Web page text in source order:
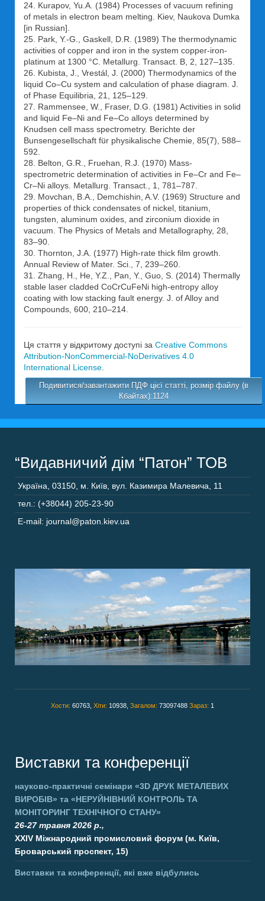
24. Kurapov, Yu.A. (1984) Processes of vacuum refining
of metals in electron beam melting. Kiev, Naukova Dumka
[in Russian].
25. Park, Y.-G., Gaskell, D.R. (1989) The thermodynamic
activities of copper and iron in the system copper-iron-
platinum at 1300 °C. Metallurg. Transact. B, 2, 127–135.
26. Kubista, J., Vrestál, J. (2000) Thermodynamics of the
liquid Co–Cu system and calculation of phase diagram. J.
of Phase Equilibria, 21, 125–129.
27. Rammensee, W., Fraser, D.G. (1981) Activities in solid
and liquid Fe–Ni and Fe–Co alloys determined by
Knudsen cell mass spectrometry. Berichte der
Bunsengesellschaft für physikalische Chemie, 85(7), 588–
592.
28. Belton, G.R., Fruehan, R.J. (1970) Mass-
spectrometric determination of activities in Fe–Cr and Fe–
Cr–Ni alloys. Metallurg. Transact., 1, 781–787.
29. Movchan, B.A., Demchishin, A.V. (1969) Structure and
properties of thick condensates of nickel, titanium,
tungsten, aluminum oxides, and zirconium dioxide in
vacuum. The Physics of Metals and Metallography, 28,
83–90.
30. Thornton, J.A. (1977) High-rate thick film growth.
Annual Review of Mater. Sci., 7, 239–260.
31. Zhang, H., He, Y.Z., Pan, Y., Guo, S. (2014) Thermally
stable laser cladded CoCrCuFeNi high-entropy alloy
coating with low stacking fault energy. J. of Alloy and
Compounds, 600, 210–214.
Ця стаття у відкритому доступі за Creative Commons
Attribution-NonCommercial-NoDerivatives 4.0
International License
Подивитися/завантажити ПДФ цієї статті, розмір файлу (в
Кбайтах):1124
“Видавничий дім “Патон” ТОВ
Україна 03150 м. Київ, вул. Казимира Малевича, 11
тел.: (+38044) 205-23-90
E-mail: journal@paton.kiev.ua
Хости: 60763, Хіти: 10938, Загалом: 73097488 Зараз: 1
Виставки та конференції
науково-практичні семінари «3D ДРУК МЕТАЛЕВИХ
ВИРОБІВ» та «НЕРУЙНІВНИЙ КОНТРОЛЬ ТА
МОНІТОРИНГ ТЕХНІЧНОГО СТАНУ»
26-27 травня 2026 р.,
XXIV Міжнародний промисловий форум (м. Київ,
Броварський проспект, 15)
Виставки та конференції, які вже відбулись